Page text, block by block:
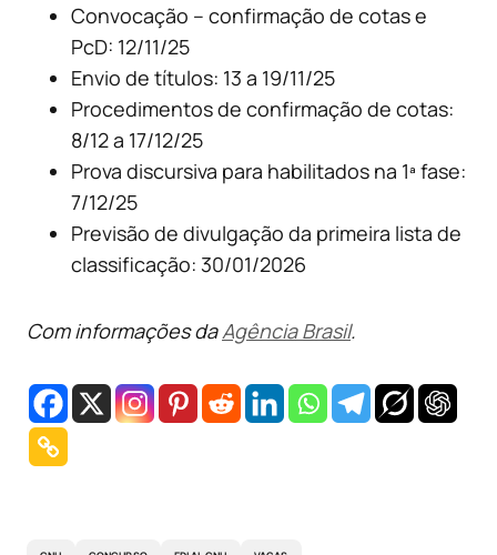
Convocação – confirmação de cotas e
PcD: 12/11/25
Envio de títulos: 13 a 19/11/25
Procedimentos de confirmação de cotas:
8/12 a 17/12/25
Prova discursiva para habilitados na 1ª fase:
7/12/25
Previsão de divulgação da primeira lista de
classificação: 30/01/2026
Com informações daAgência Brasil.